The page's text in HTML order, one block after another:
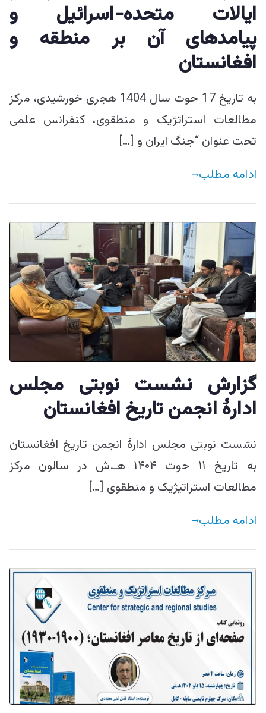
ایالات متحده-اسرائیل و
پیامدهای آن بر منطقه و
افغانستان
به تاریخ 17 حوت سال 1404 هجری خورشیدی، مرکز
مطالعات استراتژیک و منطقوی، کنفرانس علمی
تحت عنوان “جنگ ایران و […]
ادامه مطلب
گزارش نشست نوبتی مجلس
ادارۀ انجمن تاریخ افغانستان
نشست نوبتی مجلس ادارۀ انجمن تاریخ افغانستان
به تاریخ ۱۱ حوت ۱۴۰۴ هـ.ش در سالون مرکز
مطالعات استراتیژیک و منطقوی […]
ادامه مطلب